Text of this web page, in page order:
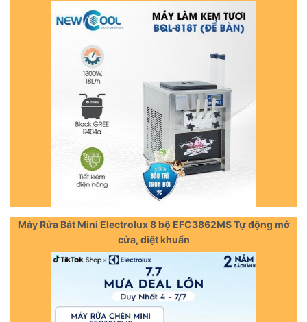
Máy Rửa Bát Mini Electrolux 8 bộ EFC3862MS Tự động mở
cửa, diệt khuẩn